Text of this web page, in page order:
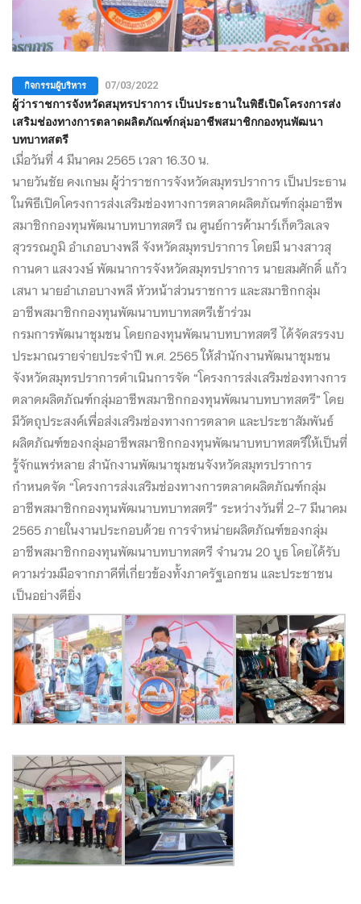
กิจกรรมผู้บริหาร 07/03/2022
ผู้ว่าราชการจังหวัดสมุทรปราการ เป็นประธานในพิธีเปิดโครงการส่ง
เสริมช่องทางการตลาดผลิตภัณฑ์กลุ่มอาชีพสมาชิกกองทุนพัฒนา
บทบาทสตรี
เมื่อวันที่ 4 มีนาคม 2565 เวลา 16.30 น.
นายวันชัย คงเกษม ผู้ว่าราชการจังหวัดสมุทรปราการ เป็นประธาน
ในพิธีเปิดโครงการส่งเสริมช่องทางการตลาดผลิตภัณฑ์กลุ่มอาชีพ
สมาชิกกองทุนพัฒนาบทบาทสตรี ณ ศูนย์การค้ามาร์เก็ตวิลเลจ
สุวรรณภูมิ อำเภอบางพลี จังหวัดสมุทรปราการ โดยมี นางสาวสุ
กานดา แสงวงษ์ พัฒนาการจังหวัดสมุทรปราการ นายสมศักดิ์ แก้ว
เสนา นายอำเภอบางพลี หัวหน้าส่วนราชการ และสมาชิกกลุ่ม
อาชีพสมาชิกกองทุนพัฒนาบทบาทสตรีเข้าร่วม
กรมการพัฒนาชุมชน โดยกองทุนพัฒนาบทบาทสตรี ได้จัดสรรงบ
ประมาณรายจ่ายประจำปี พ.ศ. 2565 ให้สำนักงานพัฒนาชุมชน
จังหวัดสมุทรปราการดำเนินการจัด “โครงการส่งเสริมช่องทางการ
ตลาดผลิตภัณฑ์กลุ่มอาชีพสมาชิกกองทุนพัฒนาบทบาทสตรี” โดย
มีวัตถุประสงค์เพื่อส่งเสริมช่องทางการตลาด และประชาสัมพันธ์
ผลิตภัณฑ์ของกลุ่มอาชีพสมาชิกกองทุนพัฒนาบทบาทสตรีให้เป็นที่
รู้จักแพร่หลาย สำนักงานพัฒนาชุมชนจังหวัดสมุทรปราการ
กำหนดจัด “โครงการส่งเสริมช่องทางการตลาดผลิตภัณฑ์กลุ่ม
อาชีพสมาชิกกองทุนพัฒนาบทบาทสตรี” ระหว่างวันที่ 2-7 มีนาคม
2565 ภายในงานประกอบด้วย การจำหน่ายผลิตภัณฑ์ของกลุ่ม
อาชีพสมาชิกกองทุนพัฒนาบทบาทสตรี จำนวน 20 บูธ โดยได้รับ
ความร่วมมือจากภาคีที่เกี่ยวข้องทั้งภาครัฐเอกชน และประชาชน
เป็นอย่างดียิ่ง